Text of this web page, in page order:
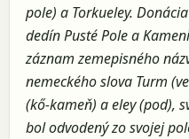
pole) a Torkueley.
dedín Pusté Pole a
záznam zemepisného
nemeckého slova Turm
(kő-kameň) a eley (pod),
bol odvodený zo svojej